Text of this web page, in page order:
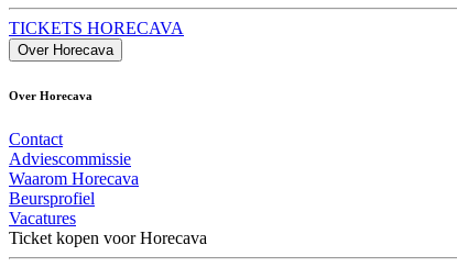
TICKETS HORECAVA
Over Horecava
Over Horecava
Contact
Adviescommissie
Waarom Horecava
Beursprofiel
Vacatures
Ticket kopen voor Horecava